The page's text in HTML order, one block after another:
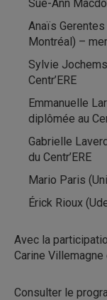
Sue-Ann
Anaïs
Montréal) –
Sylvie
Centr’ERE
Emmanuelle
diplômée au
Gabrielle
du Centr’ERE
Mario Paris
Érick Rioux
Avec la
Carine
Consulter le